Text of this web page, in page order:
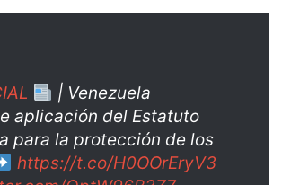
| Venezuela
aplicación del Estatuto
para la protección de los
https://t.co/H0OOrEryV3